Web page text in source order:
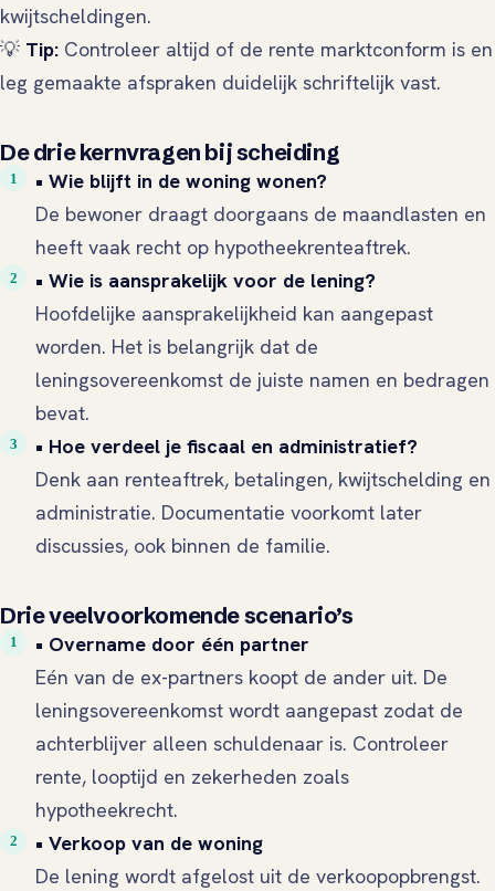
kwijtscheldingen.
💡 Tip: Controleer altijd of de rente marktconform is en
leg gemaakte afspraken duidelijk schriftelijk vast.
De drie kernvragen bij scheiding
• Wie blijft in de woning wonen?
De bewoner draagt doorgaans de maandlasten en
heeft vaak recht op hypotheekrenteaftrek.
• Wie is aansprakelijk voor de lening?
Hoofdelijke aansprakelijkheid kan aangepast
worden. Het is belangrijk dat de
leningsovereenkomst de juiste namen en bedragen
bevat.
• Hoe verdeel je fiscaal en administratief?
Denk aan renteaftrek, betalingen, kwijtschelding en
administratie. Documentatie voorkomt later
discussies, ook binnen de familie.
Drie veelvoorkomende scenario’s
• Overname door één partner
Eén van de ex-partners koopt de ander uit. De
leningsovereenkomst wordt aangepast zodat de
achterblijver alleen schuldenaar is. Controleer
rente, looptijd en zekerheden zoals
hypotheekrecht.
• Verkoop van de woning
De lening wordt afgelost uit de verkoopopbrengst.